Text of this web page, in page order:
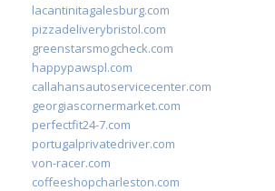
lacantinitagalesburg.com
pizzadeliverybristol.com
greenstarsmogcheck.com
happypawspl.com
callahansautoservicecenter.com
georgiascornermarket.com
perfectfit24-7.com
portugalprivatedriver.com
von-racer.com
coffeeshopcharleston.com